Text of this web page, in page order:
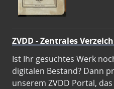
ZVDD - Zentrales
Ist Ihr gesuchtes Werk
digitalen Bestand? Dann
unserem ZVDD Portal,